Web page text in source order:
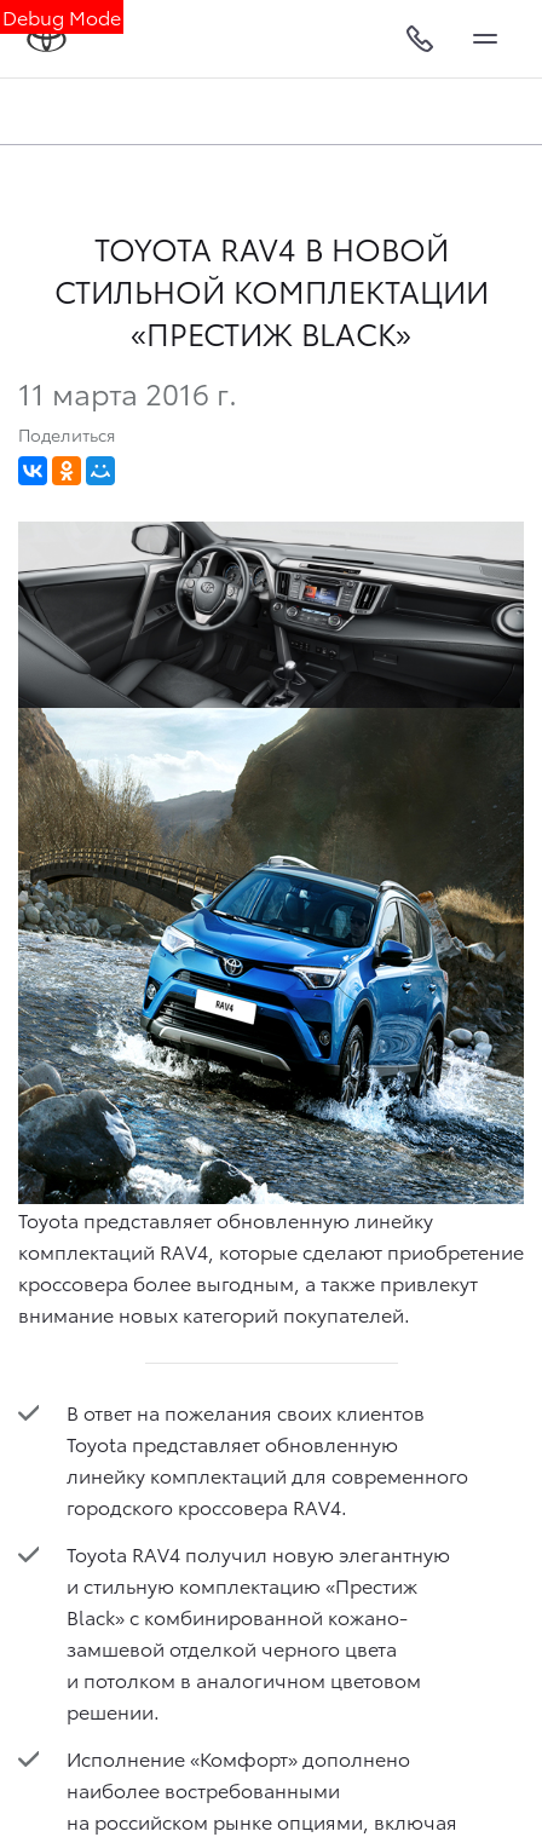
Debug Mode
TOYOTA RAV4 В НОВОЙ
СТИЛЬНОЙ КОМПЛЕКТАЦИИ
«ПРЕСТИЖ BLACK»
11 марта 2016 г.
Поделиться
Toyota представляет обновленную линейку
комплектаций RAV4, которые сделают приобретение
кроссовера более выгодным, а также привлекут
внимание новых категорий покупателей.
В ответ на пожелания своих клиентов
Toyota представляет обновленную
линейку комплектаций для современного
городского кроссовера RAV4.
Toyota RAV4 получил новую элегантную
и стильную комплектацию «Престиж
Black» с комбинированной кожано-
замшевой отделкой черного цвета
и потолком в аналогичном цветовом
решении.
Исполнение «Комфорт» дополнено
наиболее востребованными
на российском рынке опциями, включая